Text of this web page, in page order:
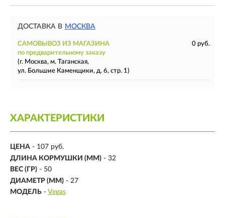
ДОСТАВКА В МОСКВА
САМОВЫВОЗ ИЗ МАГАЗИНА
0 руб.
по предварительному заказу
(г. Москва, м. Таганская,
ул. Большие Каменщики, д. 6, стр. 1)
ХАРАКТЕРИСТИКИ
ЦЕНА - 107 руб.
ДЛИНА КОРМУШКИ (ММ) - 32
ВЕС (ГР) - 50
ДИАМЕТР (ММ) - 27
МОДЕЛЬ - Vegas